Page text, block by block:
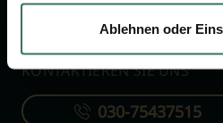
Ablehnen oder
KONTAKTIEREN SIE UNS
030-75437515